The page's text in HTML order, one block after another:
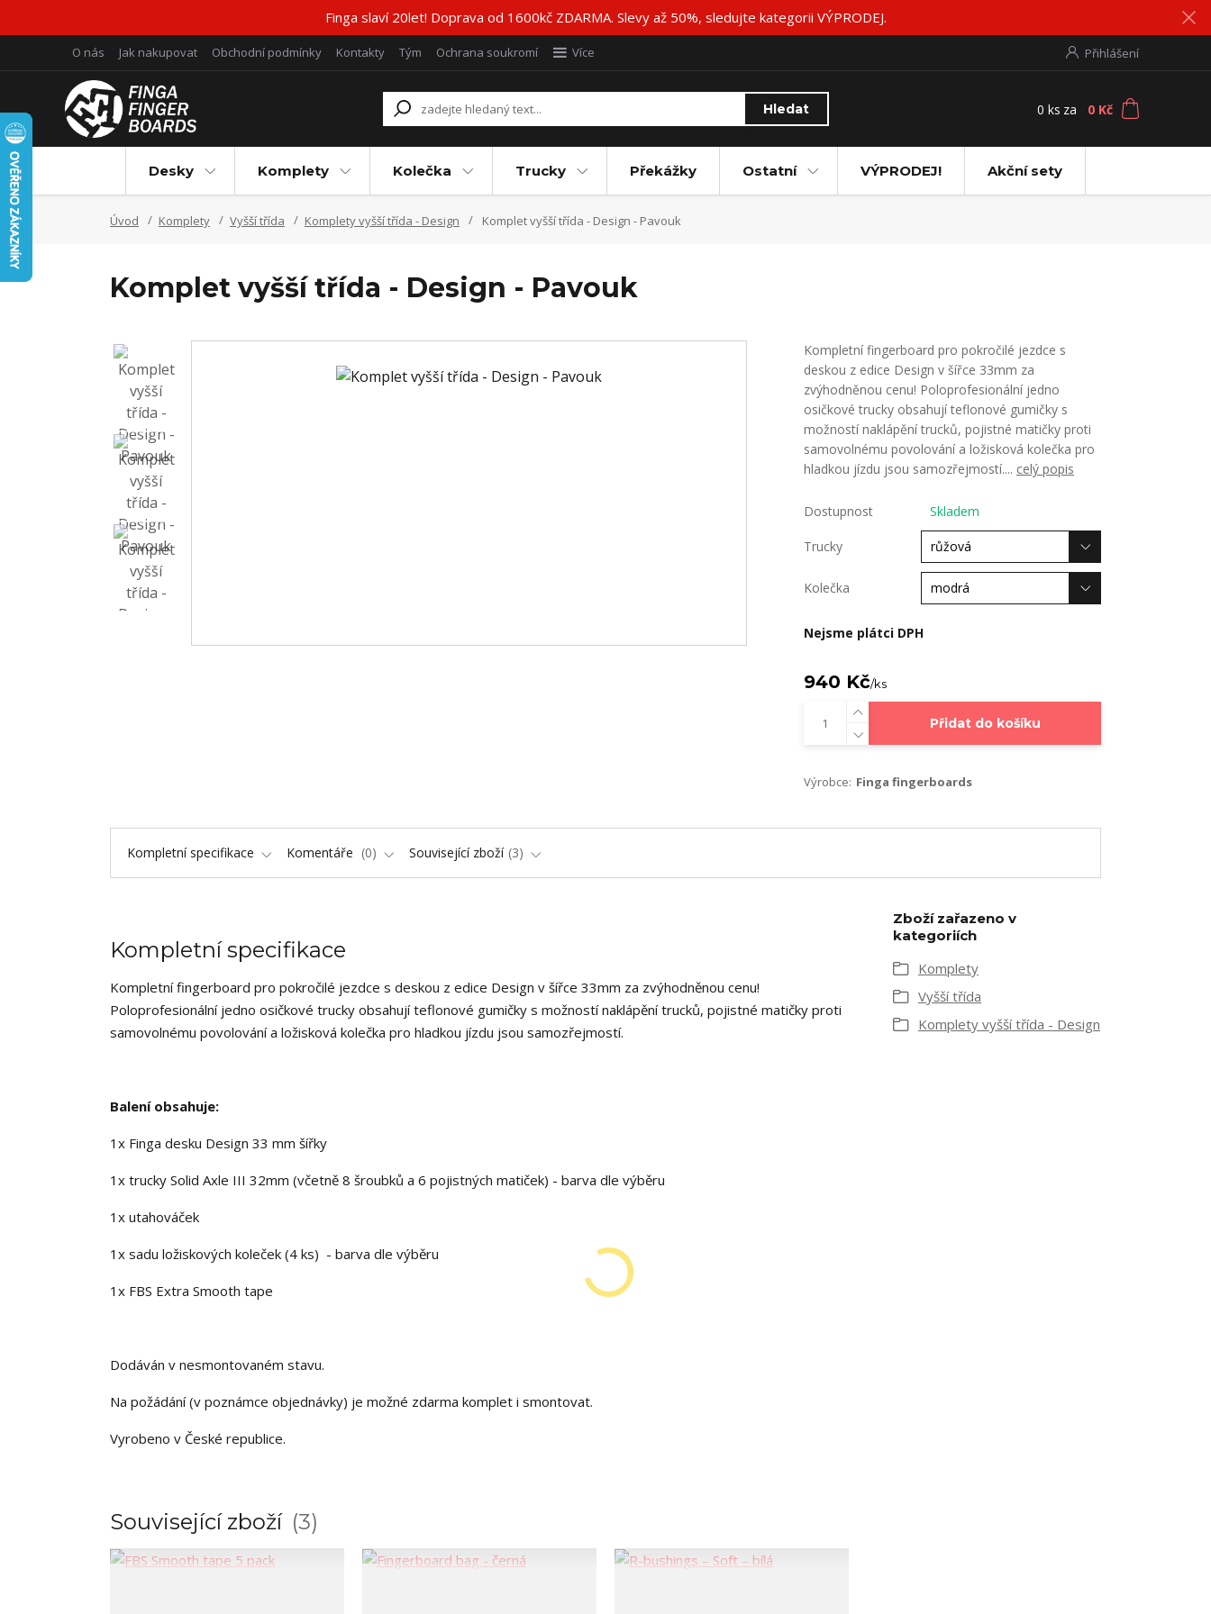
Finga slaví 20let! Doprava od 1600kč ZDARMA. Slevy až 50%, sledujte kategorii VÝPRODEJ.
O nás Jak nakupovat Obchodní podmínky Kontakty Tým Ochrana soukromí Více Přihlášení
Hledat 0 ks za 0 Kč
Desky Komplety Kolečka Trucky Překážky Ostatní VÝPRODEJ! Akční sety
Úvod Komplety Vyšší třída Komplety vyšší třída - Design Komplet vyšší třída - Design - Pavouk
Komplet vyšší třída - Design - Pavouk
Kompletní fingerboard pro pokročilé jezdce s
deskou z edice Design v šířce 33mm za
zvýhodněnou cenu! Poloprofesionální jedno
osičkové trucky obsahují teflonové gumičky s
možností naklápění trucků, pojistné matičky proti
samovolnému povolování a ložisková kolečka pro
hladkou jízdu jsou samozřejmostí.... celý popis
Dostupnost Skladem
Trucky
Kolečka
Nejsme plátci DPH
940 Kč/ks
Přidat do košíku
Výrobce: Finga fingerboards
Kompletní specifikace Komentáře 0 Související zboží 3
Kompletní specifikace
Kompletní fingerboard pro pokročilé jezdce s deskou z edice Design v šířce 33mm za zvýhodněnou cenu!
Poloprofesionální jedno osičkové trucky obsahují teflonové gumičky s možností naklápění trucků, pojistné matičky proti
samovolnému povolování a ložisková kolečka pro hladkou jízdu jsou samozřejmostí.
Balení obsahuje:
1x Finga desku Design 33 mm šířky
1x trucky Solid Axle III 32mm (včetně 8 šroubků a 6 pojistných matiček) - barva dle výběru
1x utahováček
1x sadu ložiskových koleček (4 ks) - barva dle výběru
1x FBS Extra Smooth tape
Dodáván v nesmontovaném stavu.
Na požádání (v poznámce objednávky) je možné zdarma komplet i smontovat.
Vyrobeno v České republice.
Zboží zařazeno v
kategoriích
Komplety
Vyšší třída
Komplety vyšší třída - Design
Související zboží 3